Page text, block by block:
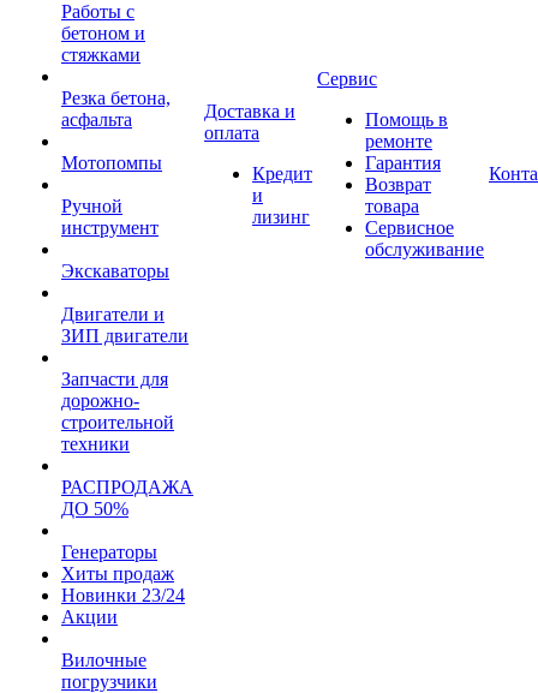
Работы с
бетоном и
стяжками
Резка бетона,
асфальта
Мотопомпы
Ручной
инструмент
Экскаваторы
Двигатели и
ЗИП двигатели
Запчасти для
дорожно-
строительной
техники
РАСПРОДАЖА
ДО 50%
Генераторы
Хиты продаж
Новинки 23/24
Акции
Вилочные
погрузчики
Доставка и
оплата
Кредит
и
лизинг
Сервис
Помощь в
ремонте
Гарантия
Возврат
товара
Сервисное
обслуживание